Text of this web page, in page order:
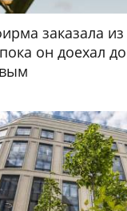
заказала
он доехал